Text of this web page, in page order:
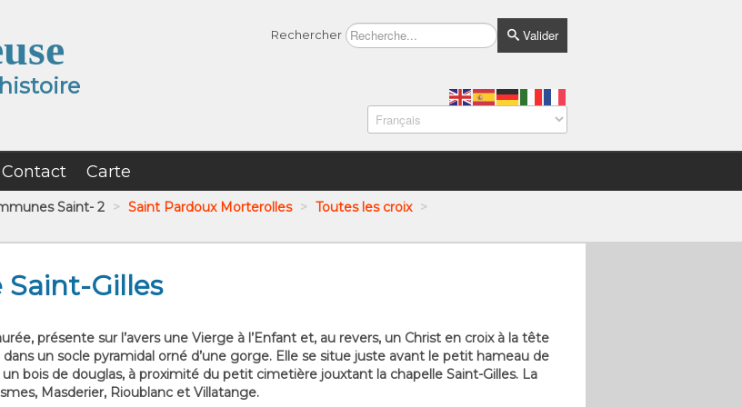
Rechercher Valider
Contact Carte
Saint- 2 > Saint Pardoux Morterolles > Toutes les croix >
Gilles
présente sur l’avers une Vierge à l’Enfant et, au revers, un Christ en croix à la tête
un socle pyramidal orné d’une gorge. Elle se situe juste avant le petit hameau de
bois de douglas, à proximité du petit cimetière jouxtant la chapelle Saint-Gilles. La
Masderier, Rioublanc et Villatange.